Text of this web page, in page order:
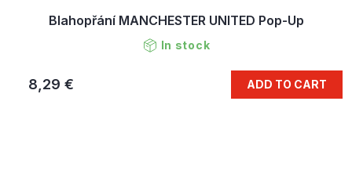
Blahopřání MANCHESTER UNITED Pop-Up
In stock
8,29 € ADD TO CART